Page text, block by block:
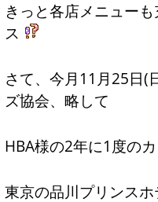
きっと各店メニュー
ス
さて、今月11月25日(
ズ協会、略して
HBA様の2年に1度の
東京の品川プリンスホ